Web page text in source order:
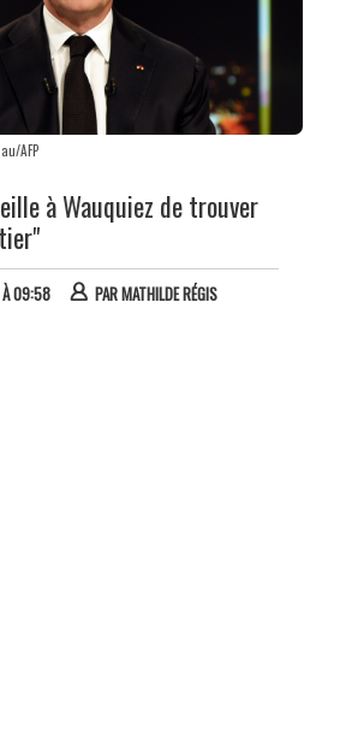
AFP
à Wauquiez de trouver
À 09:58 PARMATHILDE RÉGIS